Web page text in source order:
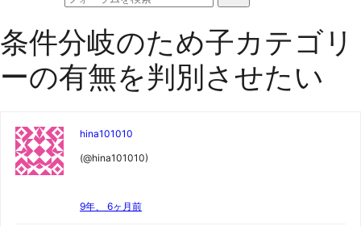
ツ
へ
ス
対
象:
フ
ー
ラ
ム
の
条件分岐のため子カテゴリ
ーの有無を判別させたい
hina101010
(@hina101010)
9年、 6ヶ月前